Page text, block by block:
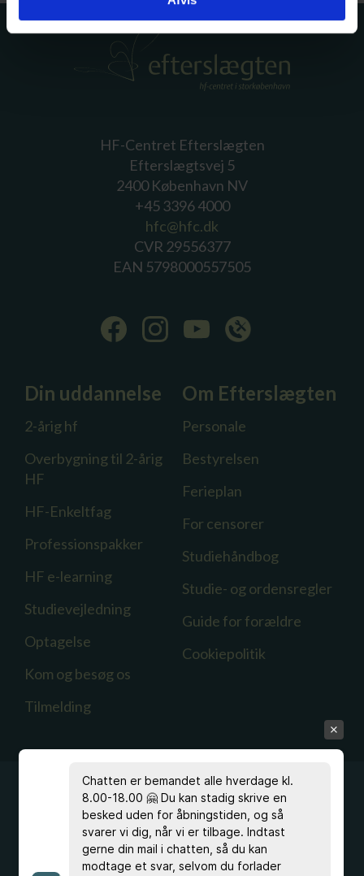
HF-Centret Efterslægten
Efterslægtsvej 5
2400 København NV
+45 3396 4000
hfc@hfc.dk
CVR 29556377
EAN 5798000557505
Din uddannelse
2-årig hf
Overbygning til 2-årig
HF
HF-Enkeltfag
Professionspakker
HF e-learning
Studievejledning
Optagelse
Kom og besøg os
Tilmelding
Om Efterslægten
Personale
Bestyrelsen
Ferieplan
For censorer
Studiehåndbog
Studie- og ordensregler
Guide for forældre
Cookiepolitik
Har du spørgsmål?
33 96 40 00, eller skriv til kontoret på
Chatten er bemandet alle hverdage kl.
8.00-18.00 🤗 Du kan stadig skrive en
besked uden for åbningstiden, og så
svarer vi dig, når vi er tilbage. Indtast
gerne din mail i chatten, så du kan
modtage et svar, selvom du forlader